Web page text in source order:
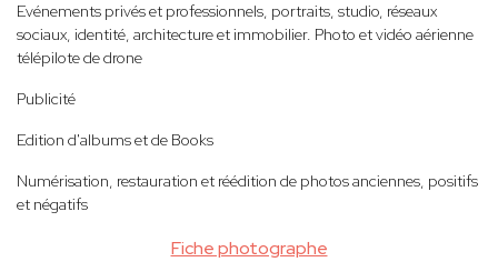
Fiche photographe
Evénements privés et professionnels, portraits, studio, réseaux
sociaux, identité, architecture et immobilier. Photo et vidéo aérienne
télépilote de drone
Publicité
Edition d'albums et de Books
Numérisation, restauration et réédition de photos anciennes, positifs
et négatifs